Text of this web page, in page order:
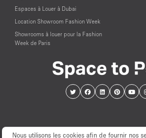
Nous utilisons les cookies afin de fournir nos
Espaces à Louer à Dubai
Location Showroom Fashion Week
Showrooms à louer pour la Fashion
Week de Paris